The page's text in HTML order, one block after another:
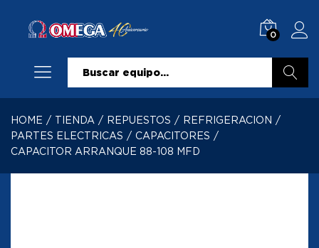
0
HOME / TIENDA / REPUESTOS / REFRIGERACION /
PARTES ELECTRICAS / CAPACITORES /
CAPACITOR ARRANQUE 88-108 MFD